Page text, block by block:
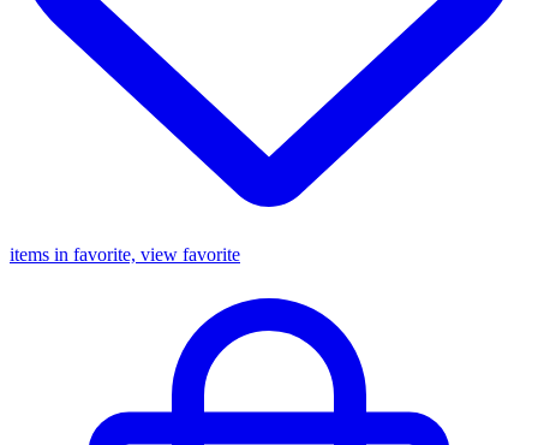
items in favorite, view favorite